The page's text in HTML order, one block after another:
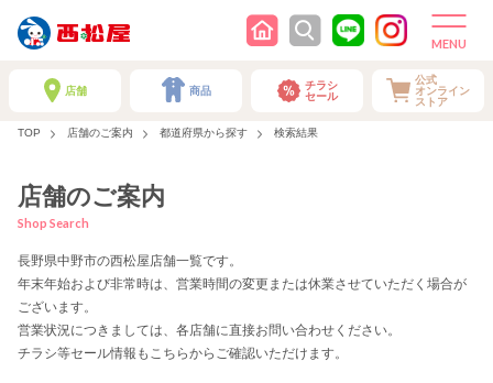
店舗 商品
チラシ
セール
公式
オンライン
ストア
TOP 店舗のご案内 都道府県から探す 検索結果
店舗のご案内
Shop Search
長野県中野市の西松屋店舗一覧です。
年末年始および非常時は、営業時間の変更または休業させていただく場合が
ございます。
営業状況につきましては、各店舗に直接お問い合わせください。
チラシ等セール情報もこちらからご確認いただけます。